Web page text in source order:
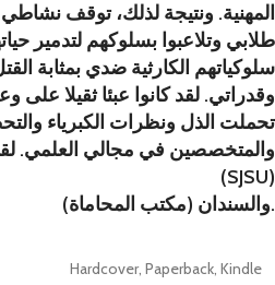
المهنية. ونتيجة لذلك، توقف نشاطي
طلابي وتلاعبوا بسلوكهم لتدمير
سلوكياتهم الكارثية ضدي بمثابة
وقدراتي. لقد كانوا عبئا ثقيلا على
تحملت الذل ونظرات الكبرياء
والمتخصصين في مجالي العلمي.
(SJSU)
والسندان (مكتب المحاماة).
Hardcover, Paperback, Kindle